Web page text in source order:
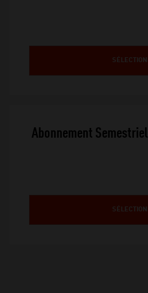
Abonnement